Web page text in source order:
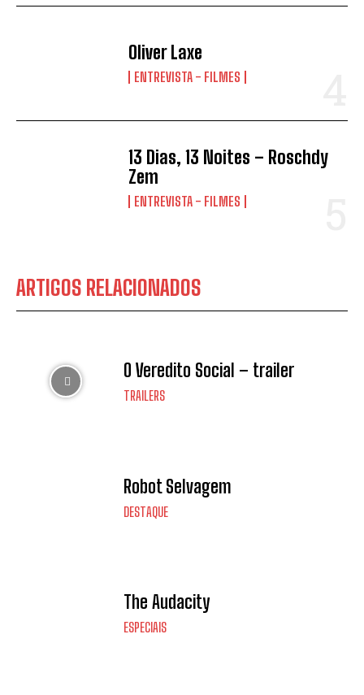
Oliver Laxe
ENTREVISTA - FILMES
13 Dias, 13 Noites – Roschdy
Zem
ENTREVISTA - FILMES
ARTIGOS RELACIONADOS
O Veredito Social – trailer
TRAILERS
Robot Selvagem
DESTAQUE
The Audacity
ESPECIAIS